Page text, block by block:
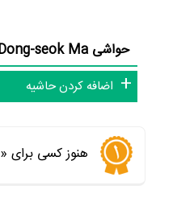
حواشی Dong-seok Ma (0 حاشیه)
اضافه کردن حاشیه
هنوز کسی برای «Dong-seok Ma» نظری نگذاشته است. اولین نفری باشید که نظر می‌دهید